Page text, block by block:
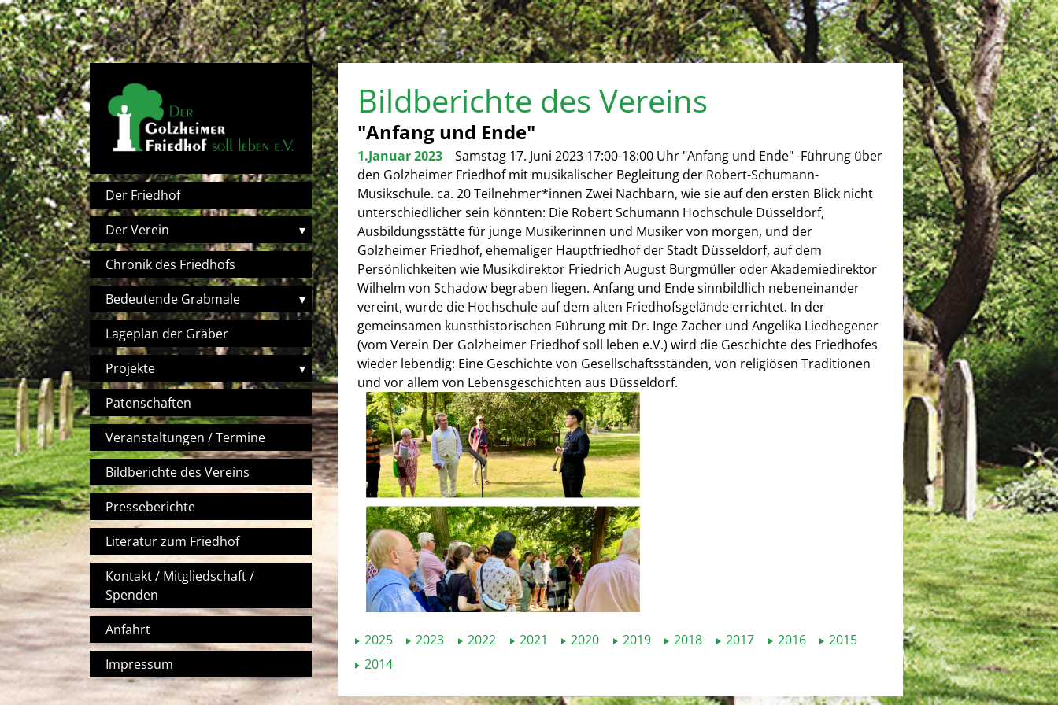
Direkt zum Inhalt
Hauptnavigation
Der Friedhof
Der Verein
▾
Chronik des Friedhofs
Bedeutende Grabmale
▾
Lageplan der Gräber
Projekte
▾
Patenschaften
Veranstaltungen / Termine
Bildberichte des Vereins
Presseberichte
Literatur zum Friedhof
Kontakt / Mitgliedschaft /
Spenden
Anfahrt
Impressum
Bildberichte des Vereins
"Anfang und Ende"
1.Januar 2023
Samstag 17. Juni 2023 17:00-18:00 Uhr "Anfang und Ende" -Führung über
den Golzheimer Friedhof mit musikalischer Begleitung der Robert-Schumann-
Musikschule. ca. 20 Teilnehmer*innen Zwei Nachbarn, wie sie auf den ersten Blick nicht
unterschiedlicher sein könnten: Die Robert Schumann Hochschule Düsseldorf,
Ausbildungsstätte für junge Musikerinnen und Musiker von morgen, und der
Golzheimer Friedhof, ehemaliger Hauptfriedhof der Stadt Düsseldorf, auf dem
Persönlichkeiten wie Musikdirektor Friedrich August Burgmüller oder Akademiedirektor
Wilhelm von Schadow begraben liegen. Anfang und Ende sinnbildlich nebeneinander
vereint, wurde die Hochschule auf dem alten Friedhofsgelände errichtet. In der
gemeinsamen kunsthistorischen Führung mit Dr. Inge Zacher und Angelika Liedhegener
(vom Verein Der Golzheimer Friedhof soll leben e.V.) wird die Geschichte des Friedhofes
wieder lebendig: Eine Geschichte von Gesellschaftsständen, von religiösen Traditionen
und vor allem von Lebensgeschichten aus Düsseldorf.
2025 2023 2022 2021 2020 2019 2018 2017 2016
2015
2014